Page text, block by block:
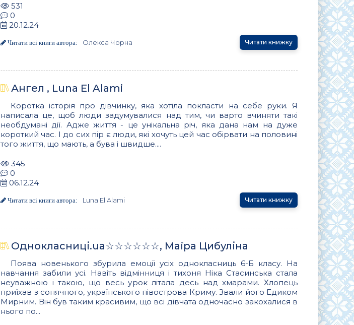
531
0
20.12.24
Читати всі книги автора: Олекса Чорна Читати книжку
Ангел , Luna El Alami
Коротка історія про дівчинку, яка хотіла покласти на себе руки. Я
написала це, щоб люди задумувалися над тим, чи варто вчиняти такі
необдумані дії. Адже життя - це унікальна річ, яка дана нам на дуже
короткий час. І до сих пір є люди, які хочуть цей час обірвати на половині
того життя, що мають, а бува і швидше....
345
0
06.12.24
Читати всі книги автора: Luna El Alami Читати книжку
Однокласниці.ua☆☆☆☆☆☆, Маїра Цибуліна
Поява новенького збурила емоції усіх однокласниць 6-Б класу. На
навчання забили усі. Навіть відмінниця і тихоня Ніка Стасинська стала
неуважною і такою, що весь урок літала десь над хмарами. Хлопець
приїхав з сонячного, українського півострова Криму. Звали його Едиком
Мирним. Він був таким красивим, що всі дівчата одночасно закохалися в
нього по...